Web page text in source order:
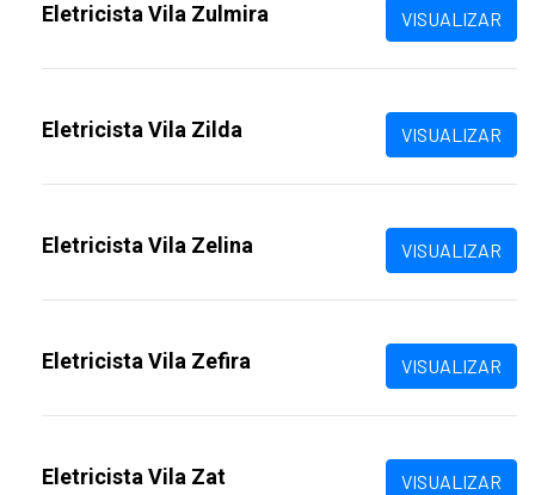
Eletricista Vila Zulmira VISUALIZAR
Eletricista Vila Zilda VISUALIZAR
Eletricista Vila Zelina VISUALIZAR
Eletricista Vila Zefira VISUALIZAR
Eletricista Vila Zat VISUALIZAR